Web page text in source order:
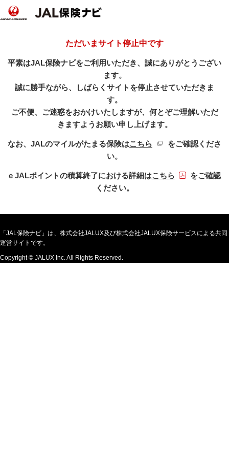
ただいまサイト停止中です
平素はJAL保険ナビをご利用いただき、誠にありがとうござい
ます。
誠に勝手ながら、しばらくサイトを停止させていただきま
す。
ご不便、ご迷惑をおかけいたしますが、何とぞご理解いただ
きますようお願い申し上げます。
なお、JALのマイルがたまる保険はこちら 新規ウィンドウを開
をご確認くださ
い。
e JALポイントの積算終了における詳細はこちらPDFファイル
をご確認
ください。
「JAL保険ナビ」は、株式会社JALUX及び株式会社JALUX保険サービスによる共同
運営サイトです。
Copyright © JALUX Inc. All Rights Reserved.